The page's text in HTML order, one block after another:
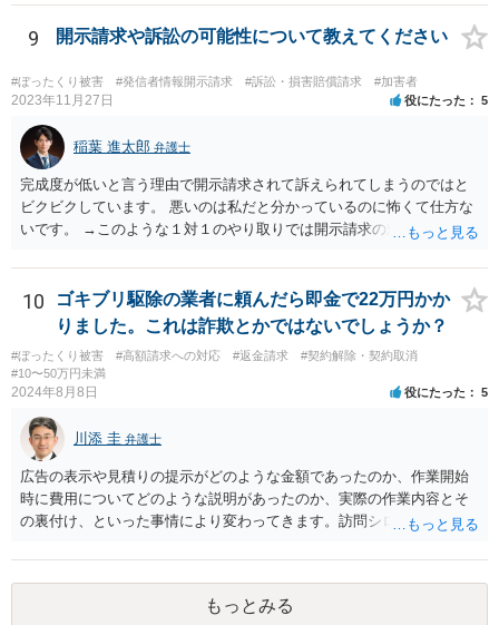
のかを考えておく必要があるでしょう。
9 開示請求や訴訟の可能性について教えてください
#ぼったくり被害 #発信者情報開示請求 #訴訟・損害賠償請求 #加害者
2023年11月27日 役にたった 5
稲葉 進太郎 弁護士
完成度が低いと言う理由で開示請求されて訴えられてしまうのではと
ビクビクしています。 悪いのは私だと分かっているのに怖くて仕方な
いです。 →このような１対１のやり取りでは開示請求の対象になりま
から、その点についてもご安心ください。 また、相手方に生じたの
が、どんなに高く見積もっても５万円ですから、それを考えると訴え
てもコスト的にどうかという問題があり、相手方が相談者様を訴える
可能性も低いように思います。
10
ゴキブリ駆除の業者に頼んだら即金で22万円かか
りました。これは詐欺とかではないでしょうか？
#ぼったくり被害 #高額請求への対応 #返金請求
#契約解除・契約取消
#10〜50万円未満
2024年8月8日 役にたった 5
川添 圭 弁護士
広告の表示や見積りの提示がどのような金額であったのか、作業開始
時に費用についてどのような説明があったのか、実際の作業内容とそ
の裏付け、といった事情により変わってきます。訪問シロアリ駆除と
当するのであれば、最寄りの消費生活センターへ相談された方がよい
でしょう。
もっとみる